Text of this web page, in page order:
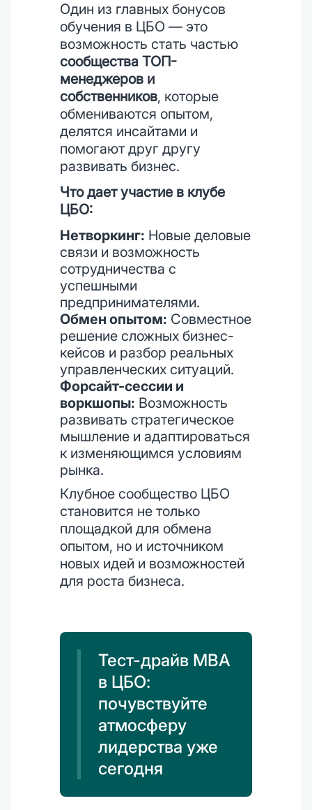
Один из главных бонусов
обучения в ЦБО — это
возможность стать частью
сообщества ТОП-
менеджеров и
собственников, которые
обмениваются опытом,
делятся инсайтами и
помогают друг другу
развивать бизнес.
Что дает участие в клубе
ЦБО:
Нетворкинг: Новые деловые
связи и возможность
сотрудничества с
успешными
предпринимателями.
Обмен опытом: Совместное
решение сложных бизнес-
кейсов и разбор реальных
управленческих ситуаций.
Форсайт-сессии и
воркшопы: Возможность
развивать стратегическое
мышление и адаптироваться
к изменяющимся условиям
рынка.
Клубное сообщество ЦБО
становится не только
площадкой для обмена
опытом, но и источником
новых идей и возможностей
для роста бизнеса.
Тест-драйв MBA
в ЦБО:
почувствуйте
атмосферу
лидерства уже
сегодня